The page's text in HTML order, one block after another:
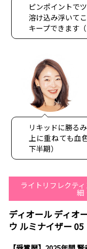
ピンポイントで
溶け込み浮いて
キープできます
リキッドに勝る
上に重ねても血
下半期）
ライトリフレクテ
細
ディオール ディオ
ウ ルミナイザー 05